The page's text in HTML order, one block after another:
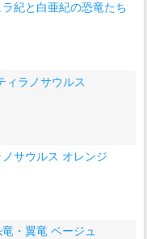
紀と白亜紀の恐竜たち
ィラノサウルス
サウルス オレンジ
・翼竜 ベージュ